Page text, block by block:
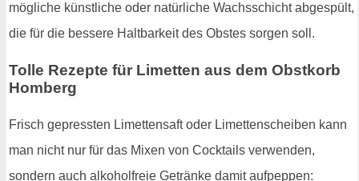
mögliche künstliche oder natürliche Wachsschicht abgespült,
die für die bessere Haltbarkeit des Obstes sorgen soll.
Tolle Rezepte für Limetten aus dem Obstkorb
Homberg
Frisch gepressten Limettensaft oder Limettenscheiben kann
man nicht nur für das Mixen von Cocktails verwenden,
sondern auch alkoholfreie Getränke damit aufpeppen: